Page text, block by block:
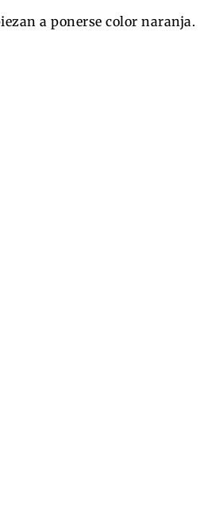
a ponerse color naranja.